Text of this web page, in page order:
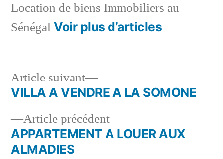
Location de biens Immobiliers au
Sénégal Voir plus d’articles
Navigation
de
l’article
Article précédentArticle
précédent :
APPARTEMENT A LOUER AUX
ALMADIES
Article suivant
Article
suivant :
VILLA A VENDRE A LA SOMONE